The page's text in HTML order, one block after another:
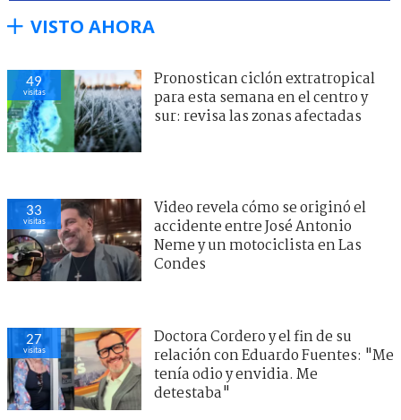
VISTO AHORA
49
visitas
Pronostican ciclón extratropical
para esta semana en el centro y
sur: revisa las zonas afectadas
33
visitas
Video revela cómo se originó el
accidente entre José Antonio
Neme y un motociclista en Las
Condes
27
visitas
Doctora Cordero y el fin de su
relación con Eduardo Fuentes: "Me
tenía odio y envidia. Me
detestaba"